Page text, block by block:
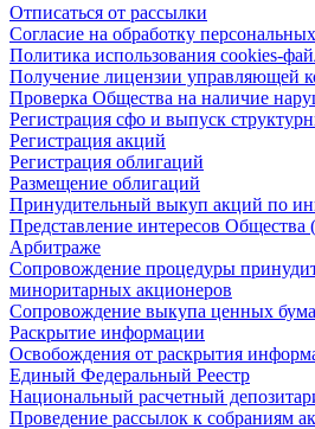
Отписаться от рассылки
Согласие на обработку
Политика использования cookies-
Получение лицензии управляющей
Проверка Общества на наличие
Регистрация сфо и выпуск
Регистрация акций
Регистрация облигаций
Размещение облигаций
Принудительный выкуп акций по
Представление интересов Общества
Арбитраже
Сопровождение процедуры
миноритарных акционеров
Сопровождение выкупа ценных
Раскрытие информации
Освобождения от раскрытия
Единый Федеральный Реестр
Национальный расчетный
Проведение рассылок к собраниям